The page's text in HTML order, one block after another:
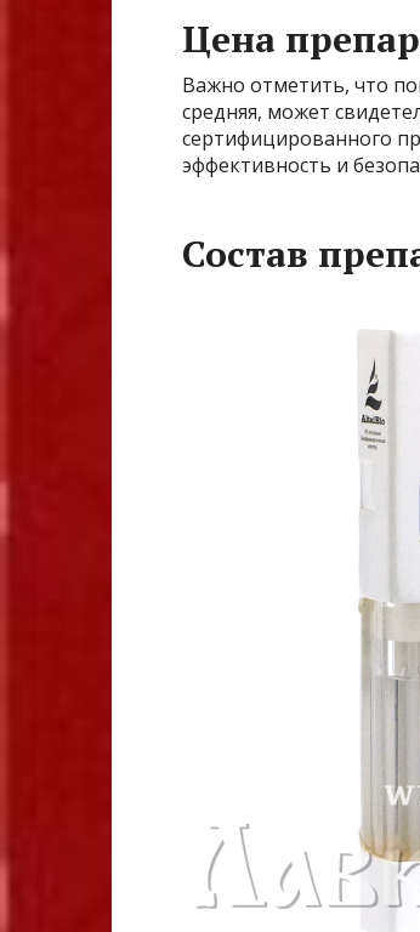
Цена
Важно отметить, что
средняя, может
сертифицированного
эффективность и
Состав